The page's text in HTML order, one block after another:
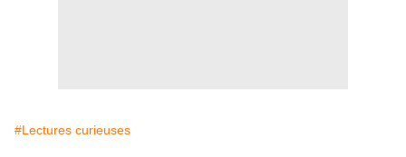
#Lectures curieuses